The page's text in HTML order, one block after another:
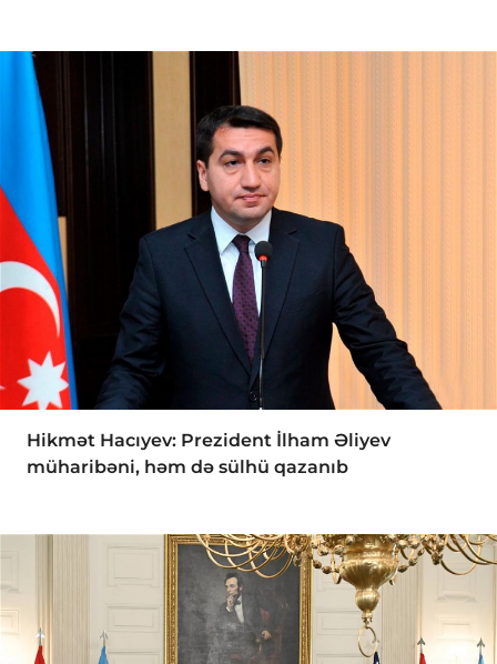
Hikmət Hacıyev: Prezident İlham Əliyev
müharibəni, həm də sülhü qazanıb